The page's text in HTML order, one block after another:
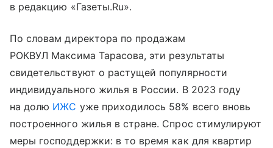
в редакцию «Газеты.Ru».
По словам директора по продажам
РОКВУЛ Максима Тарасова, эти результаты
свидетельствуют о растущей популярности
индивидуального жилья в России. В 2023 году
на долю ИЖС уже приходилось 58% всего вновь
построенного жилья в стране. Спрос стимулируют
меры господдержки: в то время как для квартир